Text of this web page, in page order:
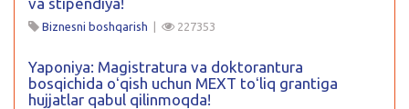
Biznesni boshqarish | 227353
Yaponiya: Magistratura va doktorantura
bosqichida oʻqish uchun MEXT toʻliq grantiga
hujjatlar qabul qilinmoqda!